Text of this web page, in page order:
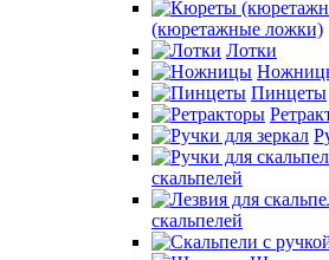
(кюретажные ложки)
Лотки
Пинцеты
скальпелей
скальпелей